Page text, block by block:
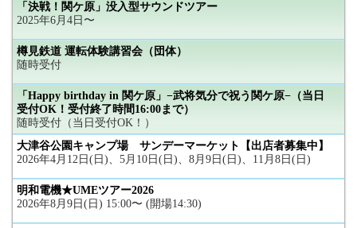
「決戦！関ケ原」没入型サウンドツアー
2025年6月4日〜
樽見鉄道 運転体験講習会（団体）
随時受付
「Happy birthday in 関ケ原」−武将気分で祝う関ケ原−（当日
受付OK！受付終了時間16:00まで）
随時受付（当日受付OK！）
大津谷公園キャンプ場 サンデーマーケット【出店者募集中】
2026年4月12日(日)、5月10日(日)、8月9日(日)、11月8日(日)
明和電機★UMEツアー2026
2026年8月9日(日) 15:00〜 (開場14:30)